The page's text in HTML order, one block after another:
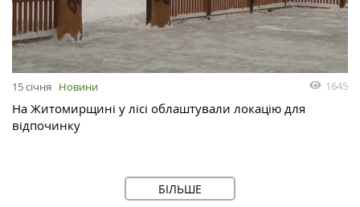
15 січня Новини 1645
На Житомирщині у лісі облаштували локацію для
відпочинку
БІЛЬШЕ